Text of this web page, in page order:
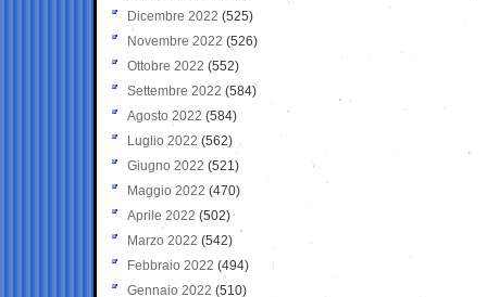
Dicembre 2022 (525)
Novembre 2022 (526)
Ottobre 2022 (552)
Settembre 2022 (584)
Agosto 2022 (584)
Luglio 2022 (562)
Giugno 2022 (521)
Maggio 2022 (470)
Aprile 2022 (502)
Marzo 2022 (542)
Febbraio 2022 (494)
Gennaio 2022 (510)